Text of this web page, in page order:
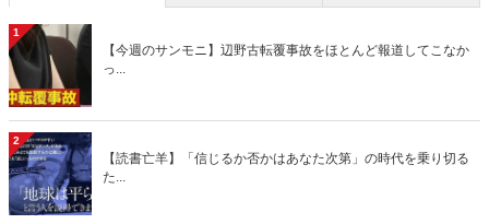
1
【今週のサンモニ】辺野古転覆事故をほとんど報道してこなか
っ...
2
【読書亡羊】「信じるか否かはあなた次第」の時代を乗り切る
た...